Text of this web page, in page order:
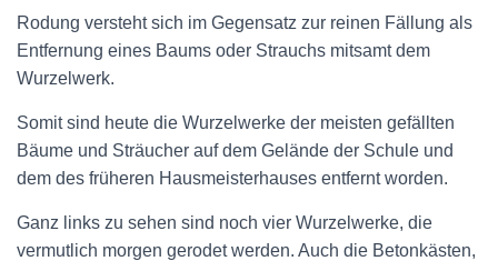
Rodung versteht sich im Gegensatz zur reinen Fällung als
Entfernung eines Baums oder Strauchs mitsamt dem
Wurzelwerk.
Somit sind heute die Wurzelwerke der meisten gefällten
Bäume und Sträucher auf dem Gelände der Schule und
dem des früheren Hausmeisterhauses entfernt worden.
Ganz links zu sehen sind noch vier Wurzelwerke, die
vermutlich morgen gerodet werden. Auch die Betonkästen,